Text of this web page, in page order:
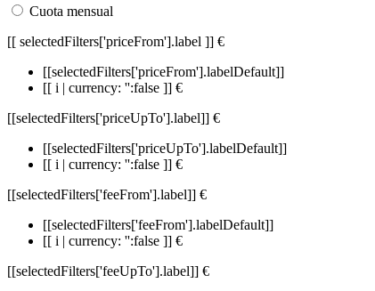
Cuota mensual
[[ selectedFilters['priceFrom'].label ]] €
[[selectedFilters['priceFrom'].labelDefault]]
[[ i | currency: '':false ]] €
[[selectedFilters['priceUpTo'].label]] €
[[selectedFilters['priceUpTo'].labelDefault]]
[[ i | currency: '':false ]] €
[[selectedFilters['feeFrom'].label]] €
[[selectedFilters['feeFrom'].labelDefault]]
[[ i | currency: '':false ]] €
[[selectedFilters['feeUpTo'].label]] €